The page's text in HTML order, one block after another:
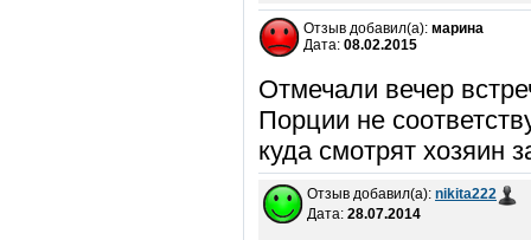
Отзыв добавил(а): марина
Дата: 08.02.2015
Отмечали вечер
Порции не
куда смотрят хозяин
Отзыв добавил(а): nikita222
Дата: 28.07.2014